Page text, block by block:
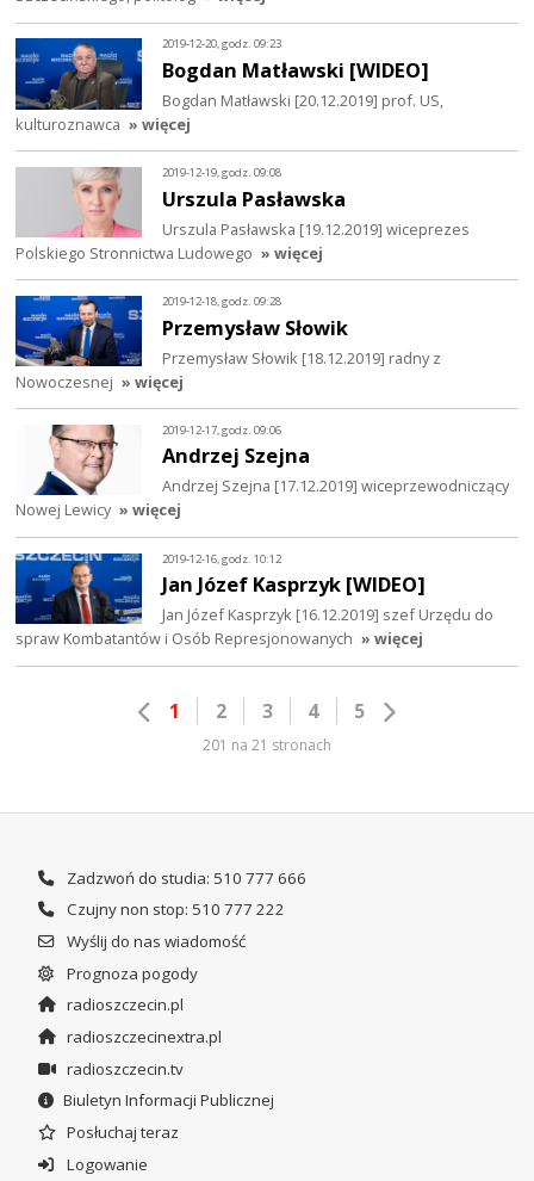
2019-12-20, godz. 09:23
Bogdan Matławski [WIDEO]
Bogdan Matławski [20.12.2019] prof. US,
kulturoznawca » więcej
2019-12-19, godz. 09:08
Urszula Pasławska
Urszula Pasławska [19.12.2019] wiceprezes
Polskiego Stronnictwa Ludowego » więcej
2019-12-18, godz. 09:28
Przemysław Słowik
Przemysław Słowik [18.12.2019] radny z
Nowoczesnej » więcej
2019-12-17, godz. 09:06
Andrzej Szejna
Andrzej Szejna [17.12.2019] wiceprzewodniczący
Nowej Lewicy » więcej
2019-12-16, godz. 10:12
Jan Józef Kasprzyk [WIDEO]
Jan Józef Kasprzyk [16.12.2019] szef Urzędu do
spraw Kombatantów i Osób Represjonowanych » więcej
1 2 3 4 5
201 na 21 stronach
Zadzwoń do studia: 510 777 666
Czujny non stop: 510 777 222
Wyślij do nas wiadomość
Prognoza pogody
radioszczecin.pl
radioszczecinextra.pl
radioszczecin.tv
Biuletyn Informacji Publicznej
Posłuchaj teraz
Logowanie